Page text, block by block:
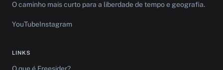
O caminho mais curto para a liberdade de tempo e geografia.
YouTubeInstagram
LINKS